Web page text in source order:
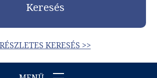
Keresés
RÉSZLETES KERESÉS >>